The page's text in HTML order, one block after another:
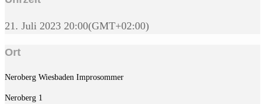
21. Juli 2023 20:00(GMT+02:00)
Ort
Neroberg Wiesbaden Improsommer
Neroberg 1